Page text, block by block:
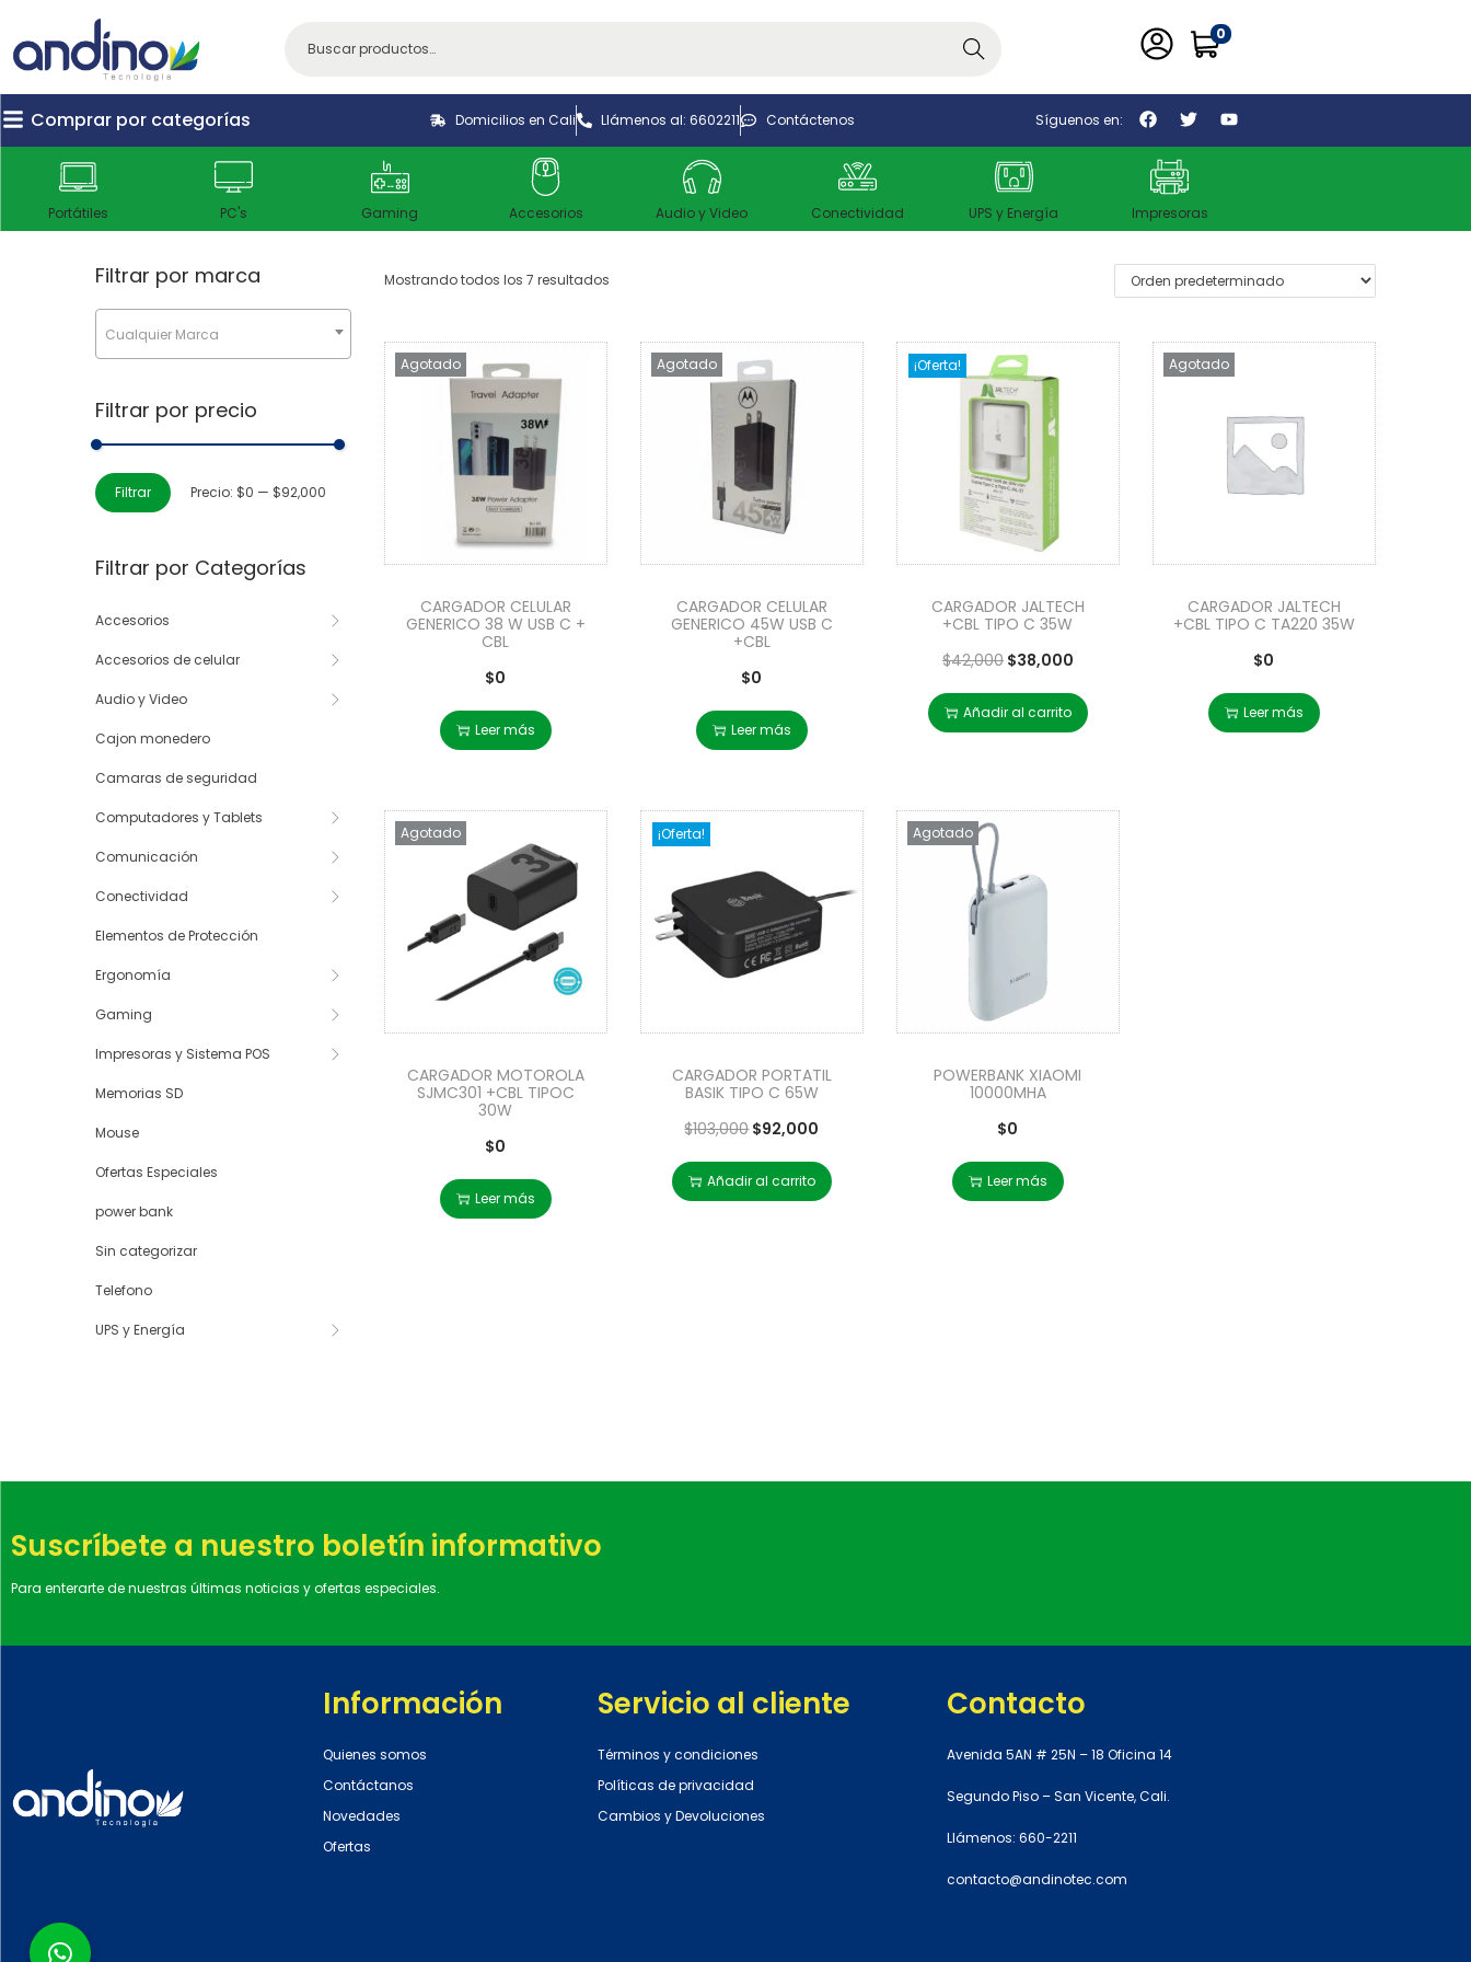
Buscar
0
Comprar por categorías Domicilios en Cali Llámenos al: 6602211 Contáctenos Síguenos en:
Portátiles PC's Gaming Accesorios Audio y Video Conectividad UPS y Energía Impresoras
Mostrando todos los 7 resultados
Agotado
CARGADOR CELULAR
GENERICO 38 W USB C +
CBL
$0
Leer más
Agotado
CARGADOR CELULAR
GENERICO 45W USB C
+CBL
$0
Leer más
¡Oferta!
CARGADOR JALTECH
+CBL TIPO C 35W
$42,000 $38,000
Añadir al carrito
Agotado
CARGADOR JALTECH
+CBL TIPO C TA220 35W
$0
Leer más
Agotado
CARGADOR MOTOROLA
SJMC301 +CBL TIPOC
30W
$0
Leer más
¡Oferta!
CARGADOR PORTATIL
BASIK TIPO C 65W
$103,000$92,000
Añadir al carrito
Agotado
POWERBANK XIAOMI
10000MHA
$0
Leer más
Filtrar por marca
Cualquier Marca
Filtrar por precio
Filtrar Precio: $0 — $92,000
Filtrar por Categorías
Accesorios
Accesorios de celular
Audio y Video
Cajon monedero
Camaras de seguridad
Computadores y Tablets
Comunicación
Conectividad
Elementos de Protección
Ergonomía
Gaming
Impresoras y Sistema POS
Memorias SD
Mouse
Ofertas Especiales
power bank
Sin categorizar
Telefono
UPS y Energía
Suscríbete a nuestro boletín informativo
Para enterarte de nuestras últimas noticias y ofertas especiales.
Información
Quienes somos
Contáctanos
Novedades
Ofertas
Servicio al cliente
Términos y condiciones
Políticas de privacidad
Cambios y Devoluciones
Contacto
Avenida 5AN # 25N – 18 Oficina 14
Segundo Piso – San Vicente, Cali.
Llámenos: 660-2211
contacto@andinotec.com